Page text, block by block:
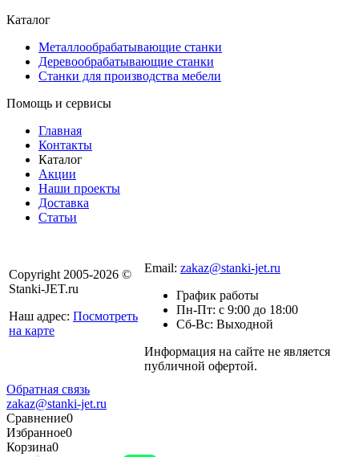
Каталог
Металлообрабатывающие станки
Деревообрабатывающие станки
Станки для производства мебели
Помощь и сервисы
Главная
Контакты
Каталог
Акции
Наши проекты
Доставка
Статьи
Copyright 2005-2026 ©
Stanki-JET.ru
Наш адрес: Посмотреть
на карте
Email: zakaz@stanki-jet.ru
График работы
Пн-Пт: с 9:00 до 18:00
Сб-Вс: Выходной
Информация на сайте не является
публичной офертой.
Обратная связь
zakaz@stanki-jet.ru
Сравнение0
Избранное0
Корзина0